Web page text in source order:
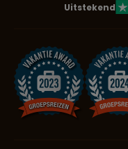
Uitstekend